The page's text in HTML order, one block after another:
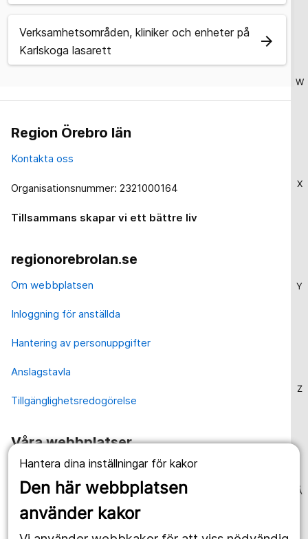
Hantera dina inställningar för kakor
Den här webbplatsen
använder kakor
W
X
Y
Z
Å
Verksamhetsområden, kliniker och enheter på
Karlskoga lasarett
arrow_forward
Region Örebro län
Kontakta oss
Organisationsnummer: 2321000164
Tillsammans skapar vi ett bättre liv
regionorebrolan.se
Om webbplatsen
Inloggning för anställda
Hantering av personuppgifter
Anslagstavla
Tillgänglighetsredogörelse
Våra webbplatser
1177.se
Länstrafiken